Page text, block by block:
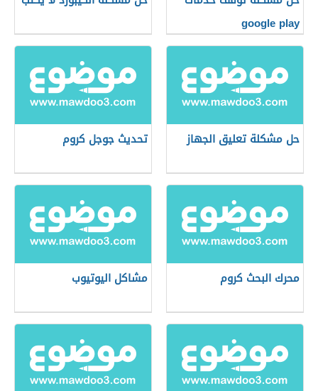
google play
حل مشكلة تعليق الجهاز تحديث جوجل كروم
محرك البحث كروم مشاكل اليوتيوب